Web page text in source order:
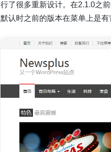
行了很多重新设计。在2.1.0之
默认时之前的版本在菜单上是